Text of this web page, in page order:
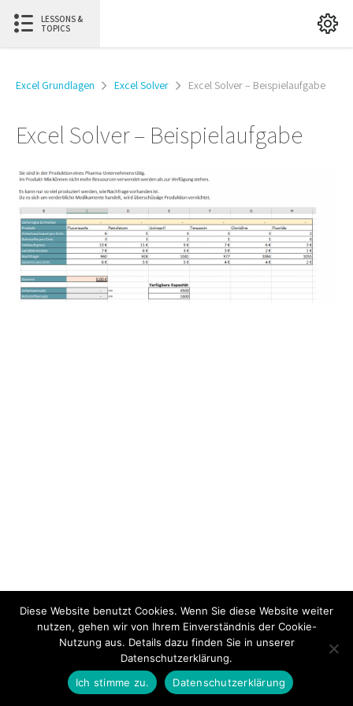
LESSONS &
TOPICS
Excel Grundlagen Excel Solver Excel Solver – Beispielaufgabe
Excel Solver – Beispielaufgabe
PREVIOUS LEKTION BACK TO LEKTION NEXT THEMA
Diese Website benutzt Cookies. Wenn Sie diese Website weiter
nutzen, gehen wir von Ihrem Einverständnis der Cookie-
Nutzung aus. Details dazu finden Sie in unserer
Datenschutzerklärung.
Ich stimme zu.
Datenschutzerklärung